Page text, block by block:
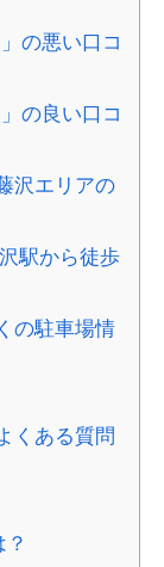
の悪い口コ
の良い口コ
沢エリアの
駅から徒歩
の駐車場情
くある質問